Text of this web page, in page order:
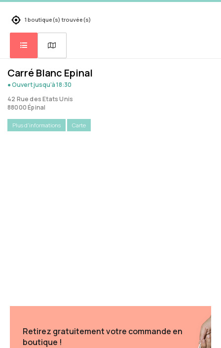
1 boutique(s) trouvée(s)
Carré Blanc Epinal
● Ouvertjusqu'à 18:30
42 Rue des Etats Unis
88000 Épinal
Plus d'informations Carte
Retirez gratuitement votre commande en
boutique !